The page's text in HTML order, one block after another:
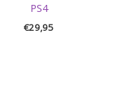
PS4
€29,95